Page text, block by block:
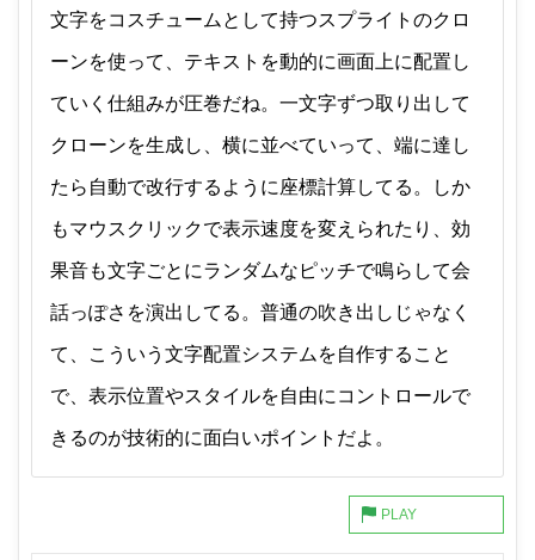
文字をコスチュームとして持つスプライトのクロ
ーンを使って、テキストを動的に画面上に配置し
ていく仕組みが圧巻だね。一文字ずつ取り出して
クローンを生成し、横に並べていって、端に達し
たら自動で改行するように座標計算してる。しか
もマウスクリックで表示速度を変えられたり、効
果音も文字ごとにランダムなピッチで鳴らして会
話っぽさを演出してる。普通の吹き出しじゃなく
て、こういう文字配置システムを自作すること
で、表示位置やスタイルを自由にコントロールで
きるのが技術的に面白いポイントだよ。